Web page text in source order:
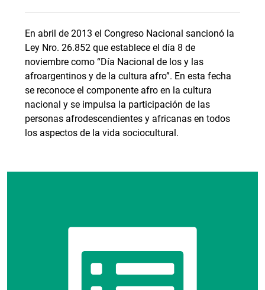
En abril de 2013 el Congreso Nacional sancionó la
Ley Nro. 26.852 que establece el día 8 de
noviembre como “Día Nacional de los y las
afroargentinos y de la cultura afro”. En esta fecha
se reconoce el componente afro en la cultura
nacional y se impulsa la participación de las
personas afrodescendientes y africanas en todos
los aspectos de la vida sociocultural.